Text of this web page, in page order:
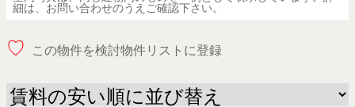
細は、お問い合わせのうえご確認下さい。
♡ この物件を検討物件リストに登録